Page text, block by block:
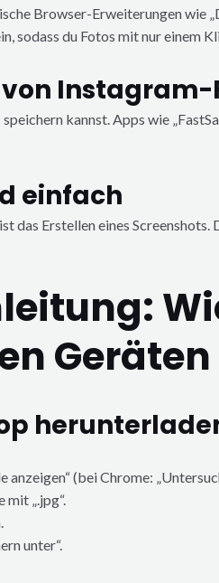
Browser-Erweiterungen wie
sodass du Fotos mit nur einem
Instagram-
kannst. Apps wie
einfach
das Erstellen eines
(bei Chrome:
mit „.jpg“.
unter“.